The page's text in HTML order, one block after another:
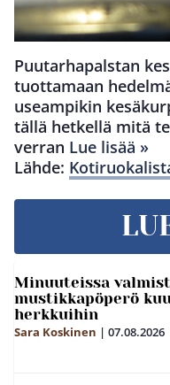
Puutarhapalstan
tuottamaan
useampikin
tällä hetkellä mitä
verran Lue lisää »
Lähde:
Minuuteissa
mustikkapöperö
herkkuihin
Sara Koskinen | 07.08.2026